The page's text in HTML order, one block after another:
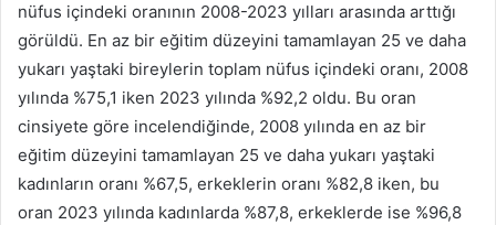
nüfus içindeki oranının 2008-2023 yılları arasında arttığı
görüldü. En az bir eğitim düzeyini tamamlayan 25 ve daha
yukarı yaştaki bireylerin toplam nüfus içindeki oranı, 2008
yılında %75,1 iken 2023 yılında %92,2 oldu. Bu oran
cinsiyete göre incelendiğinde, 2008 yılında en az bir
eğitim düzeyini tamamlayan 25 ve daha yukarı yaştaki
kadınların oranı %67,5, erkeklerin oranı %82,8 iken, bu
oran 2023 yılında kadınlarda %87,8, erkeklerde ise %96,8